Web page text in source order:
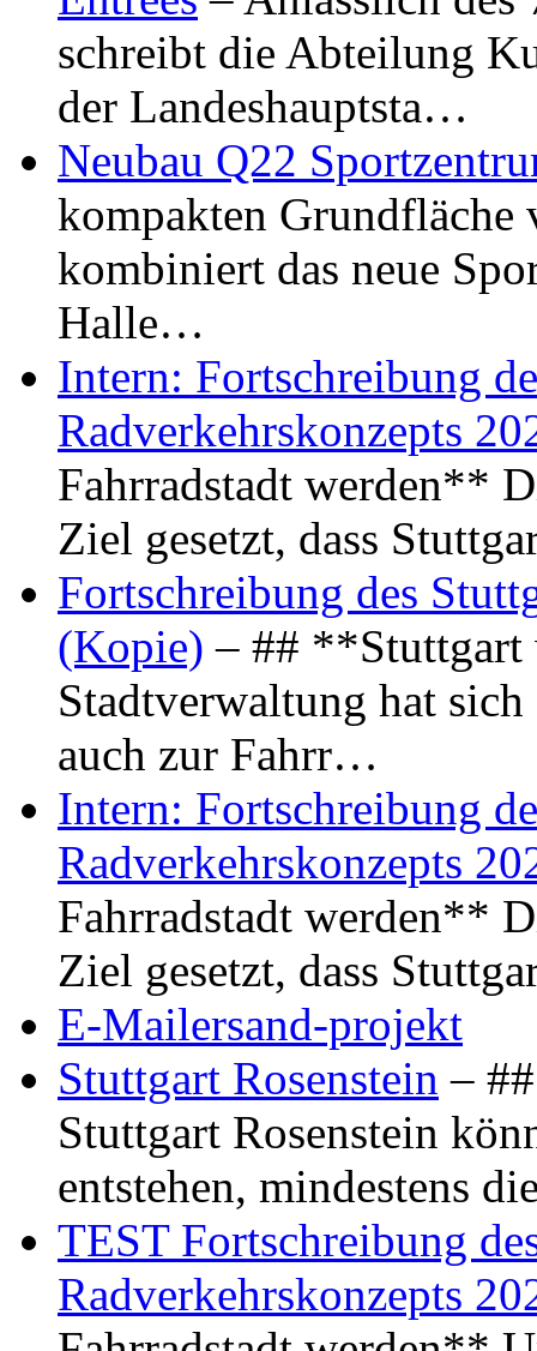
schreibt die Abteilung
der Landeshauptsta…
Neubau Q22
kompakten Grundfläche
kombiniert das neue
Halle…
Intern: Fortschreibung
Radverkehrskonzepts
Fahrradstadt werden**
Ziel gesetzt, dass
Fortschreibung des
(Kopie) – ## **Stuttgart
Stadtverwaltung hat
auch zur Fahrr…
Intern: Fortschreibung
Radverkehrskonzepts
Fahrradstadt werden**
Ziel gesetzt, dass
E-Mailersand-projekt
Stuttgart Rosenstein –
Stuttgart Rosenstein
entstehen, mindestens
TEST Fortschreibung
Radverkehrskonzepts